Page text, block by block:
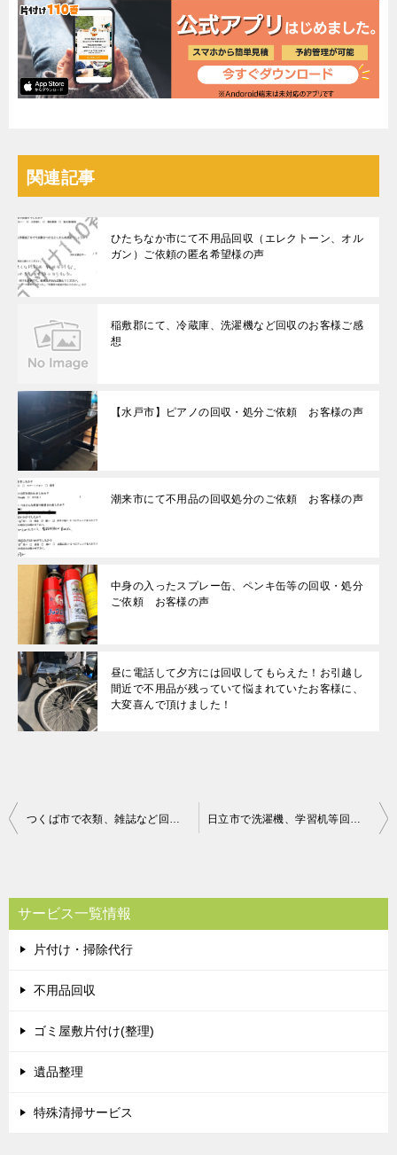
関連記事
ひたちなか市にて不用品回収（エレクトーン、オル
ガン）ご依頼の匿名希望様の声
稲敷郡にて、冷蔵庫、洗濯機など回収のお客様ご感
想
【水戸市】ピアノの回収・処分ご依頼 お客様の声
潮来市にて不用品の回収処分のご依頼 お客様の声
中身の入ったスプレー缶、ペンキ缶等の回収・処分
ご依頼 お客様の声
昼に電話して夕方には回収してもらえた！お引越し
間近で不用品が残っていて悩まれていたお客様に、
大変喜んで頂けました！
投
ビ
ゲ
ー
シ
つくば市で衣類、雑誌など回収の富田様ご感想 日立市で洗濯機、学習机等回収のお客様ご感想
サービス一覧情報
片付け・掃除代行
不用品回収
ゴミ屋敷片付け(整理)
遺品整理
特殊清掃サービス